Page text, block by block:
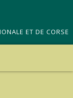
ET DE CORSE